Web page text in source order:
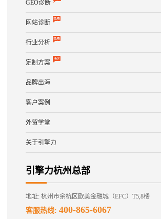
GEO诊断
网站诊断
行业分析
定制方案
品牌出海
客户案例
外贸学堂
关于引擎力
引擎力杭州总部
地址: 杭州市余杭区欧美金融城（EFC）T5,8楼
客服热线: 400-865-6067